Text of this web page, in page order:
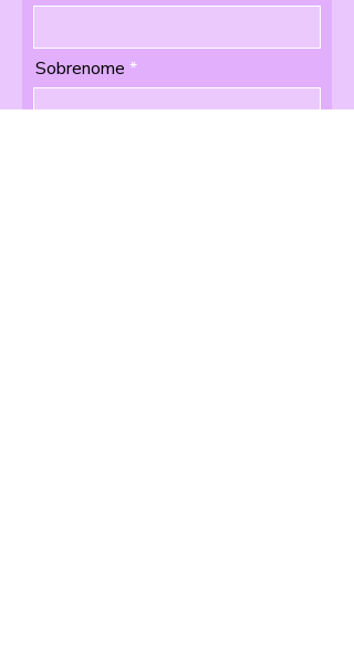
Sobrenome